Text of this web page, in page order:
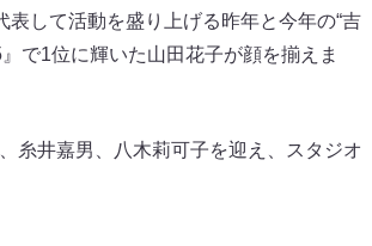
して活動を盛り上げる昨年と今年の“吉
で1位に輝いた山田花子が顔を揃えま
糸井嘉男、八木莉可子を迎え、スタジオ